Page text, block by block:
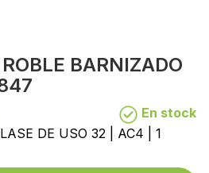
BARNIZADO
En stock
DE USO 32 | AC4 | 1